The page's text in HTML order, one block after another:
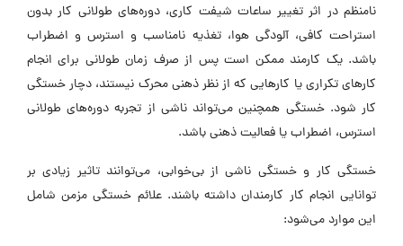
نامنظم در اثر تغییر ساعات شیفت کاری، دوره‌های طولانی کار بدون
استراحت کافی، آلودگی هوا، تغذیه نامناسب و استرس و اضطراب
باشد. یک کارمند ممکن است پس از صرف زمان طولانی برای انجام
کارهای تکراری یا کارهایی که از نظر ذهنی محرک نیستند، دچار خستگی
کار شود. خستگی همچنین می‌تواند ناشی از تجربه دوره‌های طولانی
استرس، اضطراب یا فعالیت ذهنی باشد.
خستگی کار و خستگی ناشی از بی‌خوابی، می‌توانند تاثیر زیادی بر
توانایی انجام کار کارمندان داشته باشند. علائم خستگی مزمن شامل
این موارد می‌شود: